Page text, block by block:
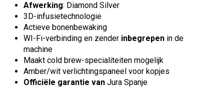
Afwerking: Diamond Silver
3D-infusietechnologie
Actieve bonenbewaking
WI-Fi-verbinding en zender inbegrepen in de
machine
Maakt cold brew-specialiteiten mogelijk
Amber/wit verlichtingspaneel voor kopjes
Officiële garantie van Jura Spanje